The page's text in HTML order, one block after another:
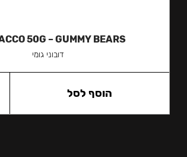
50G – GUMMY BEARS
דובוני גומי
הוסף לסל